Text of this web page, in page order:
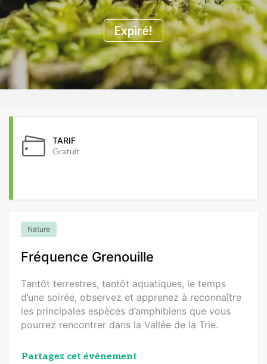
Expiré!
TARIF
Gratuit
Nature
Fréquence Grenouille
Tantôt terrestres, tantôt aquatiques, le temps
d’une soirée, observez et apprenez à reconnaître
les principales espèces d’amphibiens que vous
pourrez rencontrer dans la Vallée de la Trie.
Partagez cet événement